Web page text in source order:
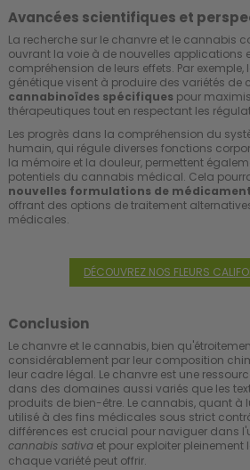
Avancées scientifiques et
La recherche sur le chanvre et le cannabis
ouvrant la voie à de nouvelles applications
compréhension de leurs effets. Par exemple,
génétique visent à produire des variétés de
cannabinoïdes spécifiques pour
thérapeutiques tout en respectant les
Les progrès dans la compréhension du
humain, qui régule diverses fonctions
la mémoire et la douleur, permettent
potentiels du cannabis médical. Cela
nouvelles formulations de
offrant des options de traitement
médicales.
DÉCOUVREZ NOS FLEURS
Conclusion
Le chanvre et le cannabis, bien
considérablement par leur composition
leur cadre légal. Le chanvre est une
dans des domaines aussi variés que les
produits de bien-être. Le cannabis, quant à
utilisé à des fins médicales sous strict
différences est crucial pour naviguer dans
cannabis sativa et pour exploiter
chaque variété peut offrir.